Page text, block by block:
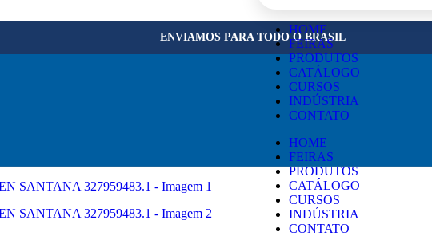
ENVIAMOS PARA TODO O BRASIL
HOME
FEIRAS
PRODUTOS
CATÁLOGO
CURSOS
INDÚSTRIA
CONTATO
HOME
FEIRAS
PRODUTOS
CATÁLOGO
CURSOS
INDÚSTRIA
CONTATO